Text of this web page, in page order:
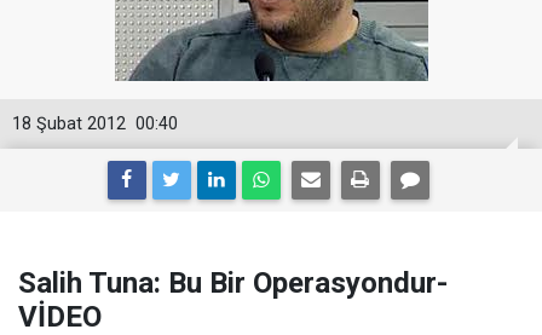
00:40
18 Şubat 2012
Salih Tuna: Bu Bir Operasyondur-
VİDEO